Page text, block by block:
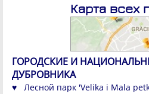
Карта всех
ГОРОДСКИЕ И
ДУБРОВНИКА
♥ Лесной парк 'Velika i Mala